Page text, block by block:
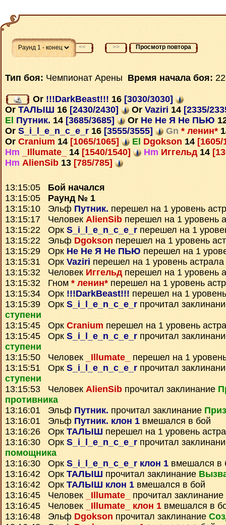
<< >> Просмотр повтора
Тип боя: Чемпионат Арены Время начала боя:
Or !!!DarkBeast!!! 16 [3030/3030]
Or ТАЛЫШ 16 [2430/2430] Or Vaziri 14 [2335/
El Путник. 14 [3685/3685] Or Не Не Я Не ПЬЮ
Or S_i_l_e_n_c_e_r 16 [3555/3555] Gn * ленин*
Or Cranium 14 [1065/1065] El Dgokson 14
Hm
_Illumate_ 14 [1540/1540] Hm Иггельд 14
Hm AlienSib 13 [785/785]
13:15:05 Бой начался
13:15:05 Раунд № 1
13:15:10 Эльф Путник. перешел на 1 уровень
13:15:17 Человек AlienSib перешел на 1 уровень
13:15:22 Орк S_i_l_e_n_c_e_r перешел на 1
13:15:22 Эльф Dgokson перешел на 1 уровень
13:15:29 Орк Не Не Я Не ПЬЮ перешел на 1
13:15:31 Орк Vaziri перешел на 1 уровень астрала
13:15:32 Человек Иггельд перешел на 1 уровень
13:15:32 Гном * ленин* перешел на 1 уровень
13:15:34 Орк !!!DarkBeast!!! перешел на 1
13:15:39 Орк S_i_l_e_n_c_e_r прочитал
ступени
13:15:45 Орк Cranium перешел на 1 уровень
13:15:45 Орк S_i_l_e_n_c_e_r прочитал
ступени
13:15:50 Человек
_Illumate_
перешел на 1
13:15:51 Орк S_i_l_e_n_c_e_r прочитал
ступени
13:15:53 Человек AlienSib прочитал заклинание
противника
13:16:01 Эльф Путник. прочитал заклинание
13:16:01 Эльф Путник. клон 1 вмешался в бой
13:16:26 Орк ТАЛЫШ перешел на 1 уровень
13:16:30 Орк S_i_l_e_n_c_e_r прочитал
помощника
13:16:30 Орк S_i_l_e_n_c_e_r клон 1 вмешался в
13:16:42 Орк ТАЛЫШ прочитал заклинание
13:16:42 Орк ТАЛЫШ клон 1 вмешался в бой
13:16:45 Человек
_Illumate_
прочитал заклинание
13:16:45 Человек
_Illumate_ клон 1 вмешался в
13:16:48 Эльф Dgokson прочитал заклинание